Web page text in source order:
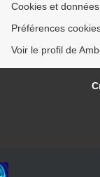
Cookies et
Préférences
Voir le profil de